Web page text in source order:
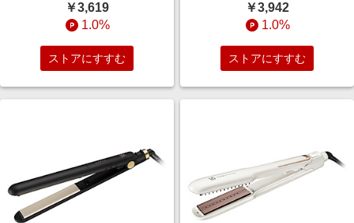
￥3,619
1.0%
ストアにすすむ
￥3,942
1.0%
ストアにすすむ